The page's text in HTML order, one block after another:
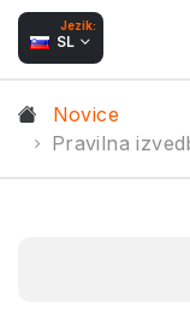
Jezik:
SL
Novice
Pravilna